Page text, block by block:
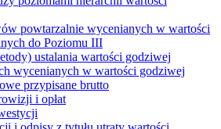
powtarzalnie wycenianych w wartości
do Poziomu III
ustalania wartości godziwej
wycenianych w wartości godziwej
przypisane brutto
i opłat